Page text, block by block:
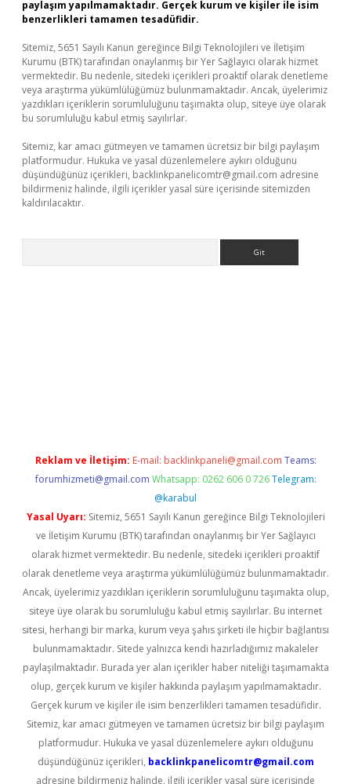
paylaşım yapılmamaktadır. Gerçek kurum ve kişiler ile isim
benzerlikleri tamamen tesadüfidir.
Sitemiz, 5651 Sayılı Kanun gereğince Bilgi Teknolojileri ve İletişim
Kurumu (BTK) tarafından onaylanmış bir Yer Sağlayıcı olarak hizmet
vermektedir. Bu nedenle, sitedeki içerikleri proaktif olarak denetleme
veya araştırma yükümlülüğümüz bulunmamaktadır. Ancak, üyelerimiz
yazdıkları içeriklerin sorumluluğunu taşımakta olup, siteye üye olarak
bu sorumluluğu kabul etmiş sayılırlar.
Sitemiz, kar amacı gütmeyen ve tamamen ücretsiz bir bilgi paylaşım
platformudur. Hukuka ve yasal düzenlemelere aykırı olduğunu
düşündüğünüz içerikleri, backlinkpanelicomtr@gmail.com adresine
bildirmeniz halinde, ilgili içerikler yasal süre içerisinde sitemizden
kaldırılacaktır.
Reklam ve İletişim: E-mail: backlinkpaneli@gmail.com Teams:
forumhizmeti@gmail.com Whatsapp: 0262 606 0 726 Telegram:
@karabul
Yasal Uyarı: Sitemiz, 5651 Sayılı Kanun gereğince Bilgi Teknolojileri
ve İletişim Kurumu (BTK) tarafından onaylanmış bir Yer Sağlayıcı
olarak hizmet vermektedir. Bu nedenle, sitedeki içerikleri proaktif
olarak denetleme veya araştırma yükümlülüğümüz bulunmamaktadır.
Ancak, üyelerimiz yazdıkları içeriklerin sorumluluğunu taşımakta olup,
siteye üye olarak bu sorumluluğu kabul etmiş sayılırlar. Bu internet
sitesi, herhangi bir marka, kurum veya şahıs şirketi ile hiçbir bağlantısı
bulunmamaktadır. Sitede yalnızca kendi hazırladığımız makaleler
paylaşılmaktadır. Burada yer alan içerikler haber niteliği taşımamakta
olup, gerçek kurum ve kişiler hakkında paylaşım yapılmamaktadır.
Gerçek kurum ve kişiler ile isim benzerlikleri tamamen tesadüfidir.
Sitemiz, kar amacı gütmeyen ve tamamen ücretsiz bir bilgi paylaşım
platformudur. Hukuka ve yasal düzenlemelere aykırı olduğunu
düşündüğünüz içerikleri, backlinkpanelicomtr@gmail.com
adresine bildirmeniz halinde, ilgili içerikler yasal süre içerisinde